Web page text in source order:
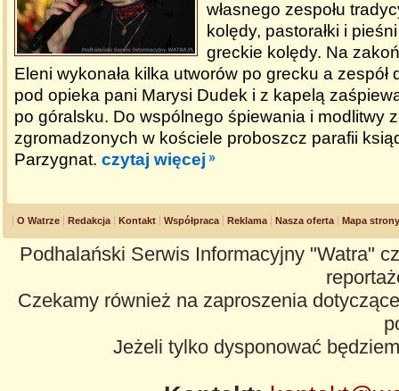
własnego zespołu
kolędy, pastorałki i
greckie kolędy. Na
Eleni wykonała kilka utworów po grecku a zespół
pod opieka pani Marysi Dudek i z kapelą
po góralsku. Do wspólnego śpiewania i modlitwy
zgromadzonych w kościele proboszcz parafii
Parzygnat. czytaj więcej
O Watrze Redakcja Kontakt Współpraca Reklama Nasza oferta Mapa strony
Podhalański Serwis Informacyjny "Watra"
Czekamy również na zaproszenia
Jeżeli tylko dysponować